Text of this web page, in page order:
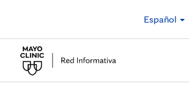
Español